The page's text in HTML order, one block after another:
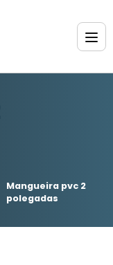
Mangueira pvc 2
polegadas